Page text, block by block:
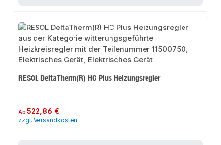
RESOL DeltaTherm(R) HC Plus Heizungsregler
Regulärer Preis:
Ab522,86 €
zzgl. Versandkosten